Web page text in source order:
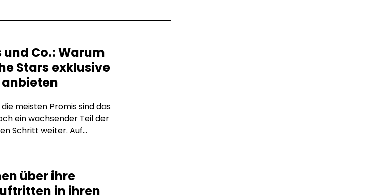
und Co.: Warum
Stars exklusive
meisten Promis sind das
ein wachsender Teil der
Schritt weiter. Auf
und ohne
Was steckt
über ihre
in ihren